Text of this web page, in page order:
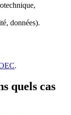
données).
.
quels cas